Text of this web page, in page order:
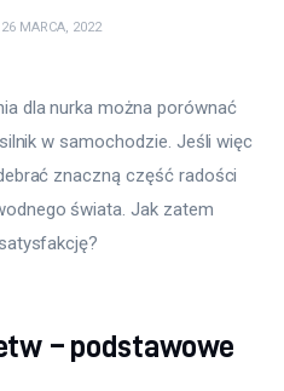
26 MARCA, 2022
dla nurka można porównać
w samochodzie. Jeśli więc
znaczną część radości
świata. Jak zatem
– podstawowe